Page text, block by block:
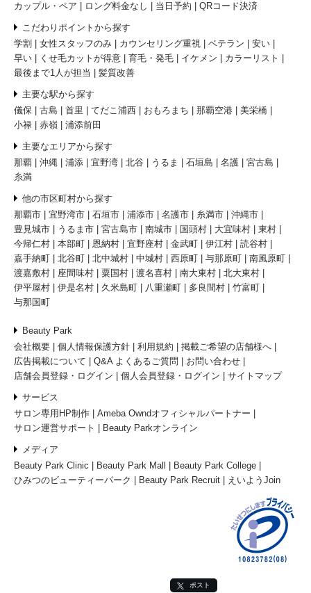
カップル・ペア
ロング料金なし 当日予約 QRコード決済
こだわりポイントから探す
学割
女性スタッフのみ カウンセリング重視 ベテラン
安い
早い
くせ毛カットが得意 育毛・発毛 イケメン
カラーリスト
最後まで1人が担当
髪質改善
主要な駅から探す
儀保
古島 首里 てだこ浦西 おもろまち 那覇空港
美栄橋
小禄
赤嶺 浦添前田
主要なエリアから探す
那覇
沖縄 浦添 宜野湾 北谷 うるま 石垣島 名護
宮古島
糸満
他の市区町村から探す
那覇市
宜野湾市 石垣市 浦添市 名護市 糸満市
沖縄市
豊見城市
うるま市 宮古島市 南城市 国頭村 大宜味村
東村
今帰仁村
本部町 恩納村 宜野座村 金武町 伊江村
読谷村
嘉手納町
北谷町 北中城村 中城村 西原町 与那原町
南風原町
渡嘉敷村
座間味村 粟国村 渡名喜村 南大東村
北大東村
伊平屋村
伊是名村 久米島町 八重瀬町 多良間村
竹富町
与那国町
Beauty Park
会社概要
個人情報保護方針 利用規約
掲載ご希望の店舗様へ
広告掲載について
Q&A よくあるご質問
お問い合わせ
店舗会員登録・ログイン
個人会員登録・ログイン サイトマップ
サービス
サロン専用HP制作
Ameba Owndオフィシャルパートナー
サロン運営サポート
Beauty Parkオンライン
メディア
Beauty Park Clinic
Beauty Park Mall
Beauty Park College
ひみつのビューティーパーク
Beauty Park Recruit えいようJoin
ポスト